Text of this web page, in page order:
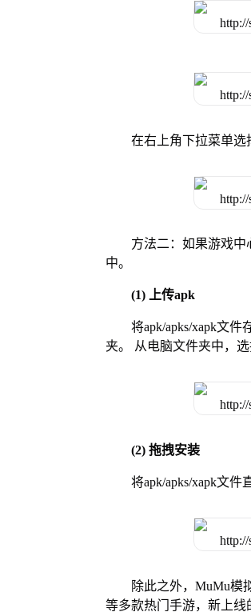
在右上角下拉菜单选
方法二：如果游戏
中。
(1) 上传apk
将apk/apks/xapk文
夹。 从电脑文件夹中，选
(2) 拖拽安装
将apk/apks/xapk文
除此之外，MuMu模
等多款热门手游，新上线